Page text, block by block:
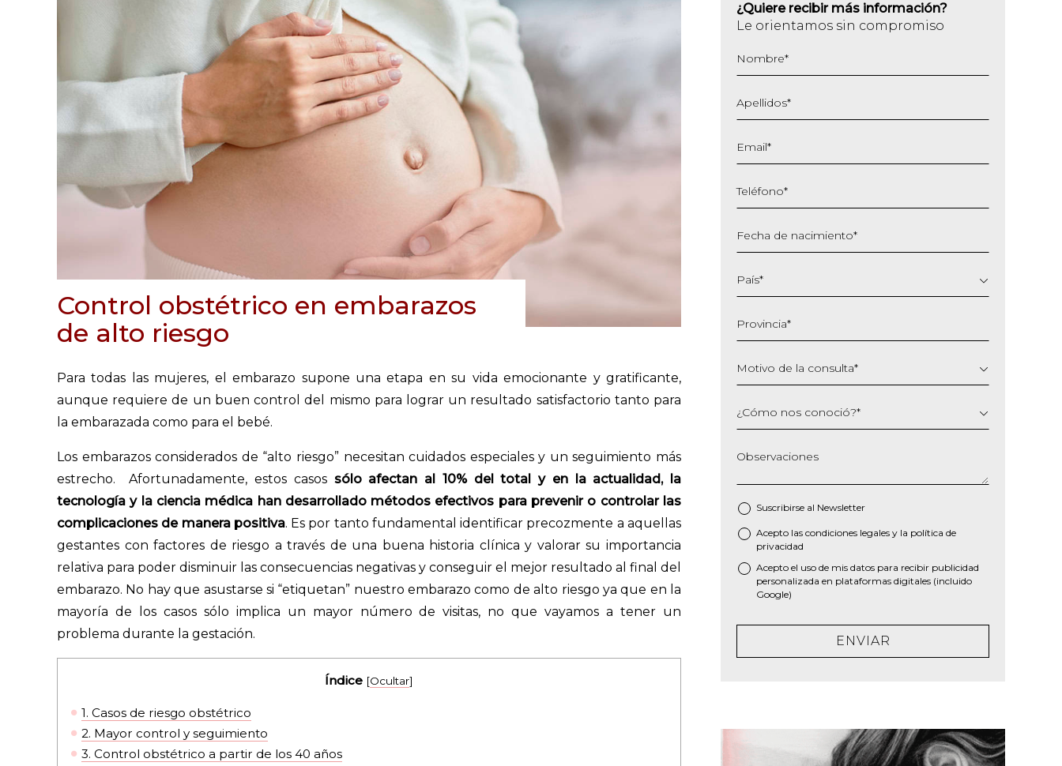
Control obstétrico en embarazos
de alto riesgo
Para todas las mujeres, el embarazo supone una etapa en su vida emocionante y gratificante,
aunque requiere de un buen control del mismo para lograr un resultado satisfactorio tanto para
la embarazada como para el bebé.
Los embarazos considerados de “alto riesgo” necesitan cuidados especiales y un seguimiento más
estrecho. Afortunadamente, estos casos sólo afectan al 10% del total y en la actualidad, la
tecnología y la ciencia médica han desarrollado métodos efectivos para prevenir o controlar las
complicaciones de manera positiva. Es por tanto fundamental identificar precozmente a aquellas
gestantes con factores de riesgo a través de una buena historia clínica y valorar su importancia
relativa para poder disminuir las consecuencias negativas y conseguir el mejor resultado al final del
embarazo. No hay que asustarse si “etiquetan” nuestro embarazo como de alto riesgo ya que en la
mayoría de los casos sólo implica un mayor número de visitas, no que vayamos a tener un
problema durante la gestación.
Índice [Ocultar]
1. Casos de riesgo obstétrico
2. Mayor control y seguimiento
3. Control obstétrico a partir de los 40 años
¿Quiere recibir más información?
Le orientamos sin compromiso
Nombre*
Apellidos*
Email*
Teléfono*
Fecha de nacimiento*
barra
MM
AAAA
País*
Provincia*
Motivo de la consulta*
¿Cómo nos conoció?*
Observaciones
Suscribirse al Newsletter
* Acepto las condiciones legales y la política de
privacidad
Acepto el uso de mis datos para recibir publicidad
personalizada en plataformas digitales (incluido
Google)
ENVIAR